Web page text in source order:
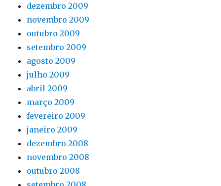
dezembro 2009
novembro 2009
outubro 2009
setembro 2009
agosto 2009
julho 2009
abril 2009
março 2009
fevereiro 2009
janeiro 2009
dezembro 2008
novembro 2008
outubro 2008